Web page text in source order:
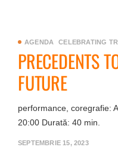
AGENDA CELEBRATING
PRECEDENTS
FUTURE
performance, coregrafie:
20:00 Durată: 40 min.
SEPTEMBRIE 15, 2023